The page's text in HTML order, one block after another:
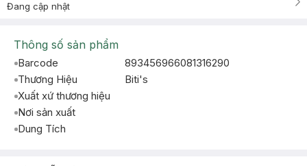
Đang cập nhật
Thông số sản phẩm
Barcode
893456966081316290
Thương Hiệu
Biti's
Xuất xứ thương hiệu
Nơi sản xuất
Dung Tích